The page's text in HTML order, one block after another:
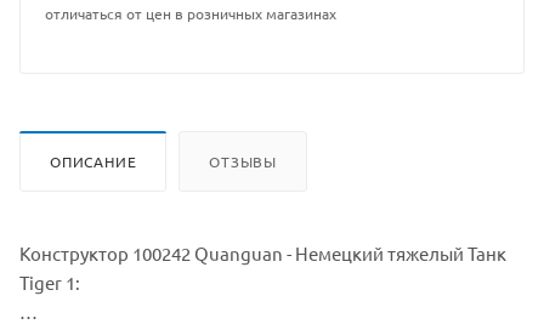
отличаться от цен в розничных магазинах
ОПИСАНИЕ ОТЗЫВЫ
Конструктор 100242 Quanguan - Немецкий тяжелый Танк
Tiger 1: